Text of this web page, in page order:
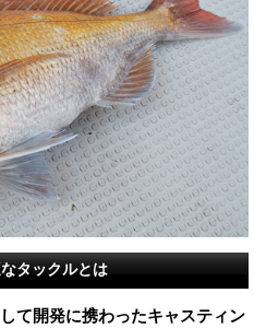
タックルとは
て開発に携わったキャスティン